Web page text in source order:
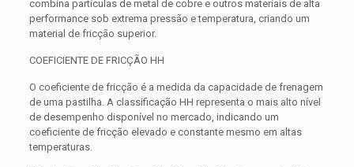
combina partículas de metal de cobre e outros materiais de alta
performance sob extrema pressão e temperatura, criando um
material de fricção superior.
COEFICIENTE DE FRICÇÃO HH
O coeficiente de fricção é a medida da capacidade de frenagem
de uma pastilha. A classificação HH representa o mais alto nível
de desempenho disponível no mercado, indicando um
coeficiente de fricção elevado e constante mesmo em altas
temperaturas.